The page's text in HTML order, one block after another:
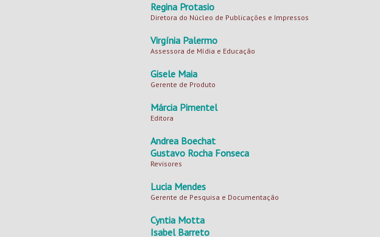
Regina Protasio
Diretora do Núcleo de Publicações e Impressos
Virgínia Palermo
Assessora de Mídia e Educação
Gisele Maia
Gerente de Produto
Márcia Pimentel
Editora
Andrea Boechat
Gustavo Rocha Fonseca
Revisores
Lucia Mendes
Gerente de Pesquisa e Documentação
Cyntia Motta
Isabel Barreto